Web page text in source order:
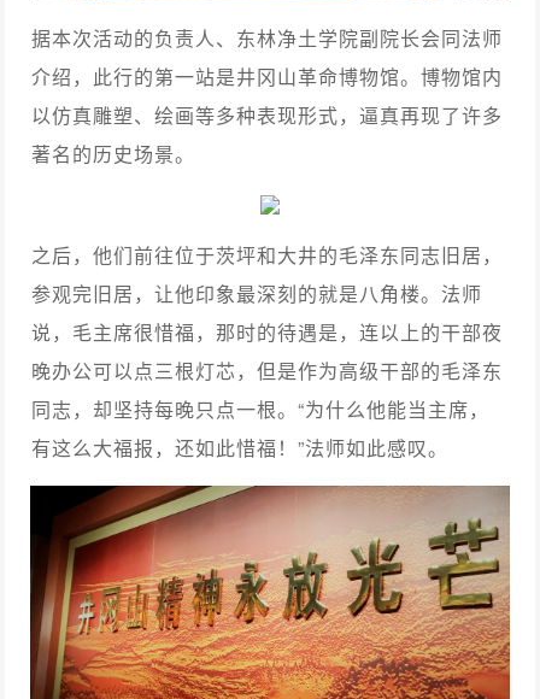
据本次活动的负责人、东林净土学院副院长会同法师
介绍，此行的第一站是井冈山革命博物馆。博物馆内
以仿真雕塑、绘画等多种表现形式，逼真再现了许多
著名的历史场景。
之后，他们前往位于茨坪和大井的毛泽东同志旧居，
参观完旧居，让他印象最深刻的就是八角楼。法师
说，毛主席很惜福，那时的待遇是，连以上的干部夜
晚办公可以点三根灯芯，但是作为高级干部的毛泽东
同志，却坚持每晚只点一根。“为什么他能当主席，
有这么大福报，还如此惜福！”法师如此感叹。